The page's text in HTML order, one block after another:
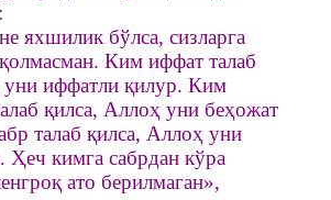
яхшилик бўлса, сизларга
Ким иффат талаб
уни иффатли қилур. Ким
қилса, Аллоҳ уни беҳожат
талаб қилса, Аллоҳ уни
Ҳеч кимга сабрдан кўра
ато берилмаган»,